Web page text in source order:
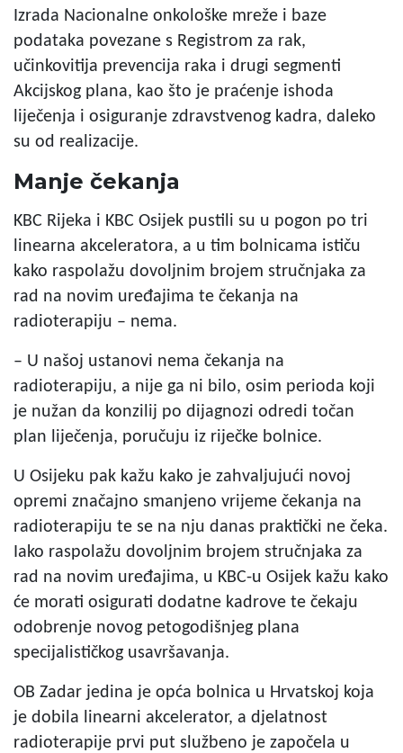
Izrada Nacionalne onkološke mreže i baze
podataka povezane s Registrom za rak,
učinkovitija prevencija raka i drugi segmenti
Akcijskog plana, kao što je praćenje ishoda
liječenja i osiguranje zdravstvenog kadra, daleko
su od realizacije.
Manje čekanja
KBC Rijeka i KBC Osijek pustili su u pogon po tri
linearna akceleratora, a u tim bolnicama ističu
kako raspolažu dovoljnim brojem stručnjaka za
rad na novim uređajima te čekanja na
radioterapiju – nema.
– U našoj ustanovi nema čekanja na
radioterapiju, a nije ga ni bilo, osim perioda koji
je nužan da konzilij po dijagnozi odredi točan
plan liječenja, poručuju iz riječke bolnice.
U Osijeku pak kažu kako je zahvaljujući novoj
opremi značajno smanjeno vrijeme čekanja na
radioterapiju te se na nju danas praktički ne čeka.
Iako raspolažu dovoljnim brojem stručnjaka za
rad na novim uređajima, u KBC-u Osijek kažu kako
će morati osigurati dodatne kadrove te čekaju
odobrenje novog petogodišnjeg plana
specijalističkog usavršavanja.
OB Zadar jedina je opća bolnica u Hrvatskoj koja
je dobila linearni akcelerator, a djelatnost
radioterapije prvi put službeno je započela u